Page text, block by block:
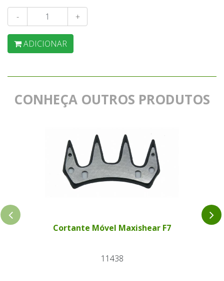
- +
ADICIONAR
CONHEÇA OUTROS PRODUTOS
Cortante Móvel Maxishear F7
11438